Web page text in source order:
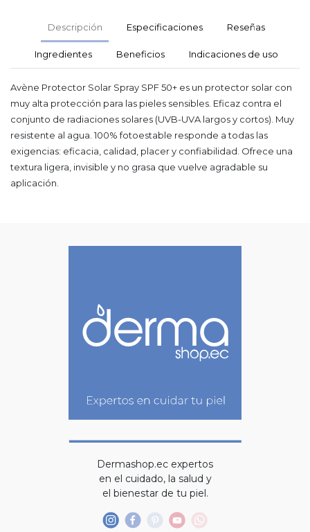
Descripción Especificaciones Reseñas
Ingredientes Beneficios Indicaciones de uso
Avène Protector Solar Spray SPF 50+ es un protector solar con
muy alta protección para las pieles sensibles. Eficaz contra el
conjunto de radiaciones solares (UVB-UVA largos y cortos). Muy
resistente al agua. 100% fotoestable responde a todas las
exigencias: eficacia, calidad, placer y confiabilidad. Ofrece una
textura ligera, invisible y no grasa que vuelve agradable su
aplicación.
Dermashop.ec expertos
en el cuidado, la salud y
el bienestar de tu piel.